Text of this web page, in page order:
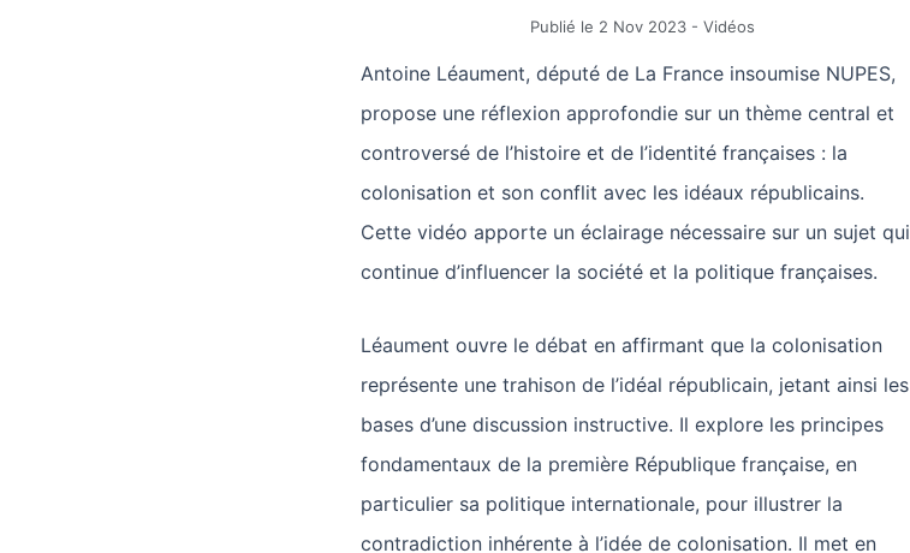
Publié le 2 Nov 2023 - Vidéos
Antoine Léaument, député de La France insoumise NUPES,
propose une réflexion approfondie sur un thème central et
controversé de l’histoire et de l’identité françaises : la
colonisation et son conflit avec les idéaux républicains.
Cette vidéo apporte un éclairage nécessaire sur un sujet qui
continue d’influencer la société et la politique françaises.
Léaument ouvre le débat en affirmant que la colonisation
représente une trahison de l’idéal républicain, jetant ainsi les
bases d’une discussion instructive. Il explore les principes
fondamentaux de la première République française, en
particulier sa politique internationale, pour illustrer la
contradiction inhérente à l’idée de colonisation. Il met en